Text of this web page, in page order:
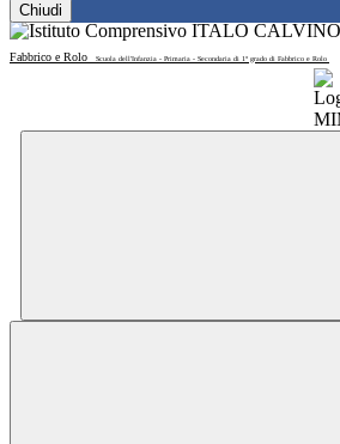
Chiudi
Fabbrico e Rolo
Scuola dell'Infanzia - Primaria - Secondaria di 1° grado di Fabbrico e Rolo